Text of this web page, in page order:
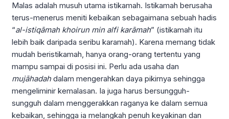
Malas adalah musuh utama istikamah. Istikamah berusaha
terus-menerus meniti kebaikan sebagaimana sebuah hadis
“al-istiqāmah khoirun min alfi karāmah” (istikamah itu
lebih baik daripada seribu karamah). Karena memang tidak
mudah beristikamah, hanya orang-orang tertentu yang
mampu sampai di posisi ini. Perlu ada usaha dan
mujāhadahdalam mengerahkan daya pikirnya sehingga
mengeliminir kemalasan. Ia juga harus bersungguh-
sungguh dalam menggerakkan raganya ke dalam semua
kebaikan, sehingga ia melangkah penuh keyakinan dan